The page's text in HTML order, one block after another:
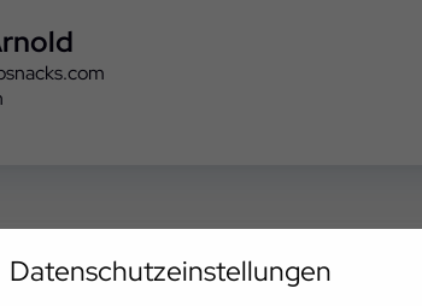
Datenschutzeinstellungen